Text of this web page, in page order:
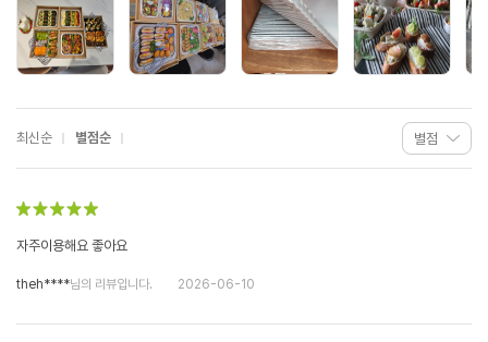
최신순 별점순
자주이용해요 좋아요
theh****님의 리뷰입니다. 2026-06-10